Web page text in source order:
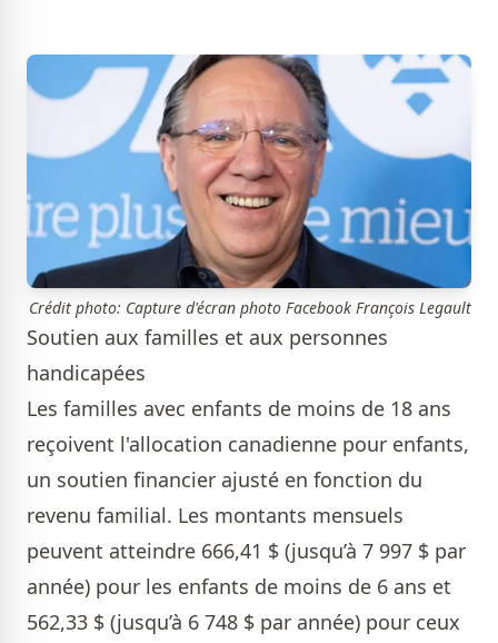
Crédit photo: Capture d'écran photo Facebook François Legault
Soutien aux familles et aux personnes
handicapées
Les familles avec enfants de moins de 18 ans
reçoivent l'allocation canadienne pour enfants,
un soutien financier ajusté en fonction du
revenu familial. Les montants mensuels
peuvent atteindre 666,41 $ (jusqu’à 7 997 $ par
année) pour les enfants de moins de 6 ans et
562,33 $ (jusqu’à 6 748 $ par année) pour ceux